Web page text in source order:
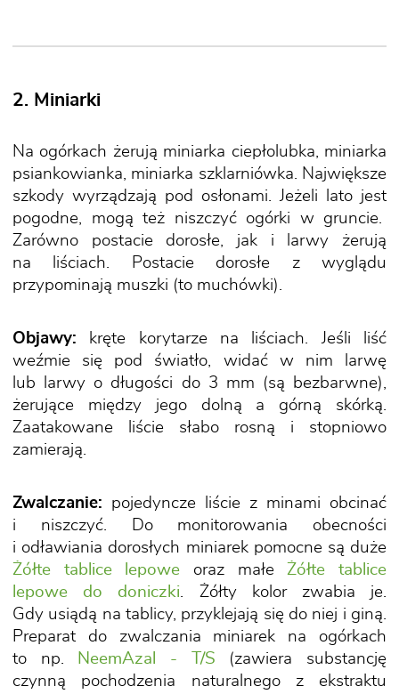
2. Miniarki
Na ogórkach żerują miniarka ciepłolubka, miniarka
psiankowianka, miniarka szklarniówka. Największe
szkody wyrządzają pod osłonami. Jeżeli lato jest
pogodne, mogą też niszczyć ogórki w gruncie.
Zarówno postacie dorosłe, jak i larwy żerują
na liściach. Postacie dorosłe z wyglądu
przypominają muszki (to muchówki).
Objawy: kręte korytarze na liściach. Jeśli liść
weźmie się pod światło, widać w nim larwę
lub larwy o długości do 3 mm (są bezbarwne),
żerujące między jego dolną a górną skórką.
Zaatakowane liście słabo rosną i stopniowo
zamierają.
Zwalczanie: pojedyncze liście z minami obcinać
i niszczyć. Do monitorowania obecności
i odławiania dorosłych miniarek pomocne są duże
Żółte tablice lepowe oraz małeŻółte tablice
lepowe do doniczki. Żółty kolor zwabia je.
Gdy usiądą na tablicy, przyklejają się do niej i giną.
Preparat do zwalczania miniarek na ogórkach
to np.
NeemAzal - T/S (zawiera substancję
czynną pochodzenia naturalnego z ekstraktu